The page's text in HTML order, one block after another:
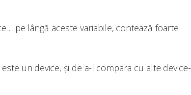
pe lângă aceste variabile, contează foarte
un device, și de a-l compara cu alte device-